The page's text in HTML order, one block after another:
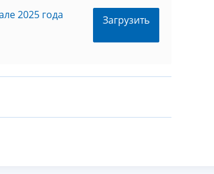
2025 года Загрузить